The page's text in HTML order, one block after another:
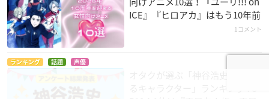
ICE』『ヒロアカ』はもう10年前
1コメント
ランキング 話題 声優